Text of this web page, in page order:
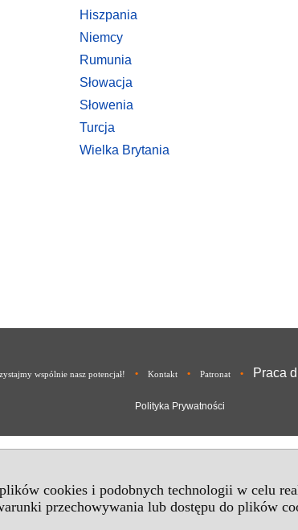
cookies i podobnych technologii w celu
przechowywania lub dostępu do plików
Hiszpania
Niemcy
Rumunia
Słowacja
Słowenia
Turcja
Wielka Brytania
wspólnie nasz potencjał! • Kontakt • Patronat • Praca
Polityka Prywatności